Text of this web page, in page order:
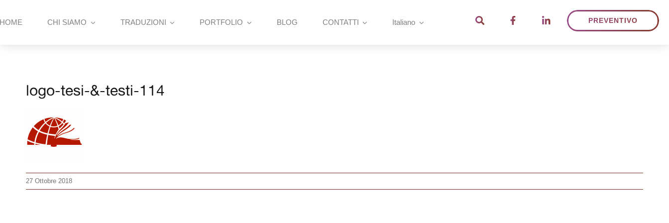
to
HOME CHI SIAMO TRADUZIONI PORTFOLIO BLOG CONTATTI Italiano PREVENTIVO
logo-tesi-&-testi-114
27 Ottobre 2018